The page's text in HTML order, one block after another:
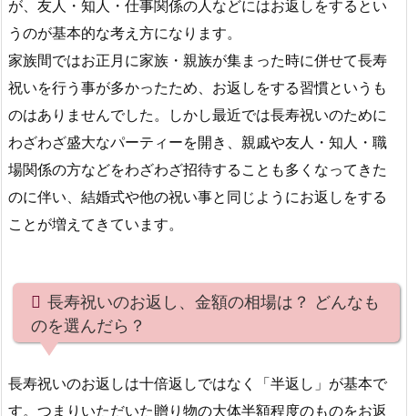
が、友人・知人・仕事関係の人などにはお返しをするとい
うのが基本的な考え方になります。
家族間ではお正月に家族・親族が集まった時に併せて長寿
祝いを行う事が多かったため、お返しをする習慣というも
のはありませんでした。しかし最近では長寿祝いのために
わざわざ盛大なパーティーを開き、親戚や友人・知人・職
場関係の方などをわざわざ招待することも多くなってきた
のに伴い、結婚式や他の祝い事と同じようにお返しをする
ことが増えてきています。
長寿祝いのお返し、金額の相場は？ どんなも
のを選んだら？
長寿祝いのお返しは十倍返しではなく「半返し」が基本で
す。つまりいただいた贈り物の大体半額程度のものをお返